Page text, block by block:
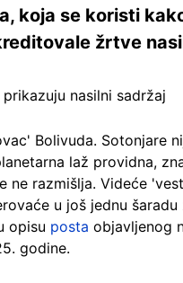
koja se koristi
žrtve
nasilni sadržaj
Bolivuda. Sotonjare
laž providna,
ne razmišlja. Videće
u još jednu šaradu
opisu posta objavljenog
godine.